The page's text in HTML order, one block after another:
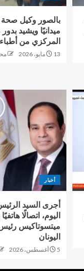
بالصور وكيل صحة
ميدانيًا ويشيد
المركزي من
13 مايو، 2026
أخبار
أجرى السيد
اليوم، اتصالًا
ميتسوتاكيس
اليونان
5 أغسطس، 2026